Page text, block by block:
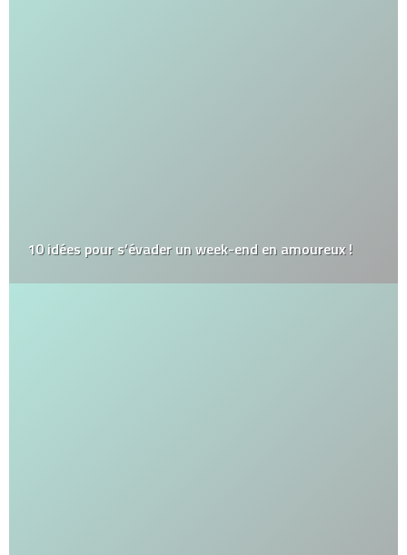
10 idées pour s’évader un week-end en amoureux !